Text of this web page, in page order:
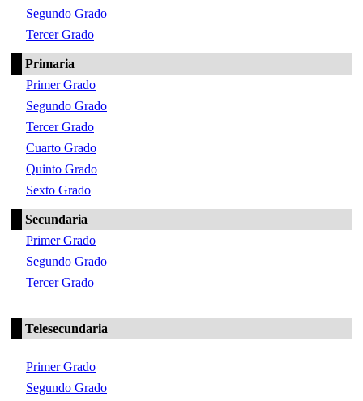
Segundo Grado
Tercer Grado
Primaria
Primer Grado
Segundo Grado
Tercer Grado
Cuarto Grado
Quinto Grado
Sexto Grado
Secundaria
Primer Grado
Segundo Grado
Tercer Grado
Telesecundaria
Primer Grado
Segundo Grado